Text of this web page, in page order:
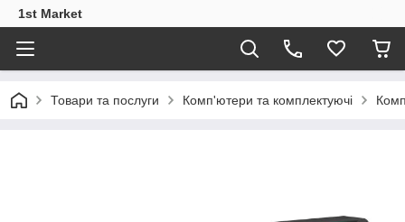
1st Market
Товари та послуги Комп'ютери та комплектуючі